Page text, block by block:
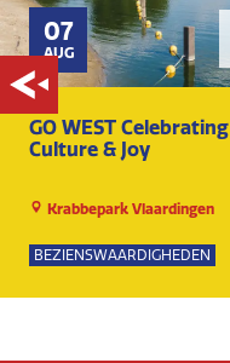
07
AUG
GO WEST Celebrating
Culture & Joy
Krabbepark Vlaardingen
BEZIENSWAARDIGHEDEN